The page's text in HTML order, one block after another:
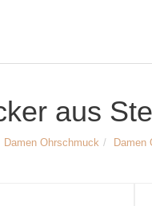
aus
Damen Ohrschmuck Damen